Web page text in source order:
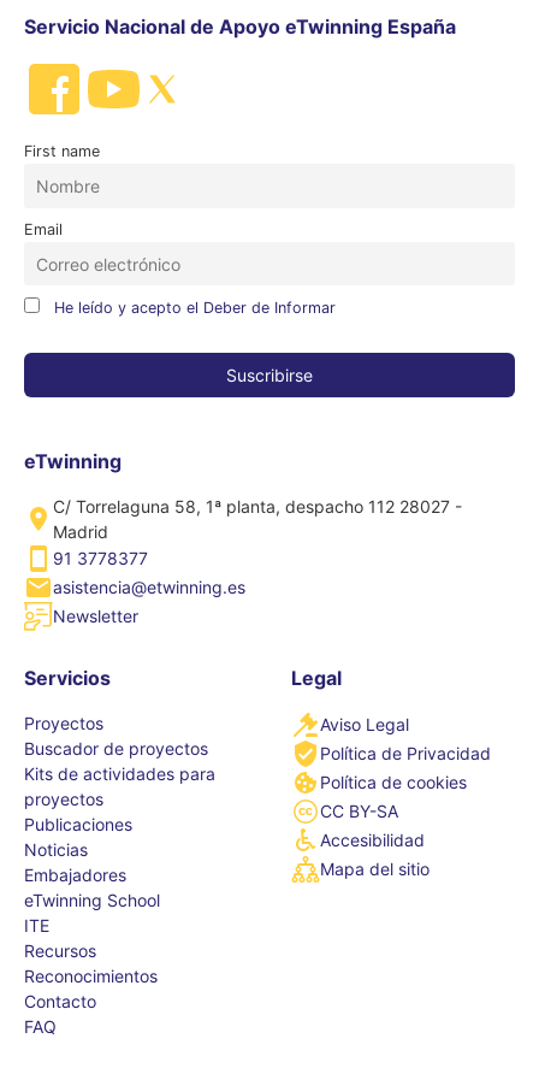
Servicio Nacional de Apoyo eTwinning España
First name
Email
He leído y acepto el Deber de Informar
eTwinning
C/ Torrelaguna 58, 1ª planta, despacho 112 28027 -
Madrid
91 3778377
asistencia@etwinning.es
Newsletter
Servicios
Proyectos
Buscador de proyectos
Kits de actividades para
proyectos
Publicaciones
Noticias
Embajadores
eTwinning School
ITE
Recursos
Reconocimientos
Contacto
FAQ
Legal
Aviso Legal
Política de Privacidad
Política de cookies
CC BY-SA
Accesibilidad
Mapa del sitio